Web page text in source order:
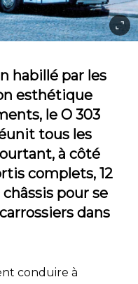
habillé par les
esthétique
le O 303
tous les
à côté
complets, 12
pour se
dans
conduire à